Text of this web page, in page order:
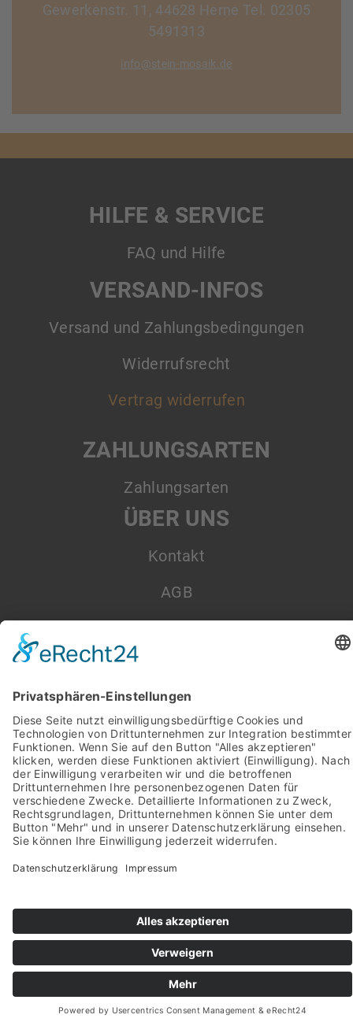
Gewerkenstr. 11, 44628 Herne Tel. 02305
5491313
info@stein-mosaik.de
HILFE & SERVICE
FAQ und Hilfe
VERSAND-INFOS
Versand und Zahlungsbedingungen
Widerrufsrecht
Vertrag widerrufen
ZAHLUNGSARTEN
Zahlungsarten
ÜBER UNS
Kontakt
AGB
Impressum
© 2022-2026 stein-mosaik.de